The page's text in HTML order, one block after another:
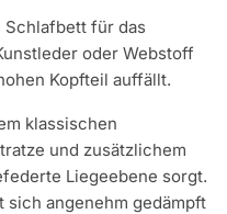
Schlafbett für das
oder Webstoff
Kopfteil auffällt.
klassischen
und zusätzlichem
Liegeebene sorgt.
angenehm gedämpft